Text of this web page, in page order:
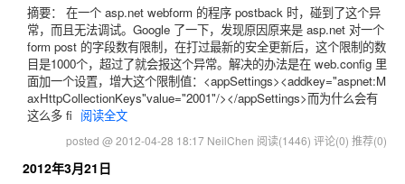
摘要： 在一个 asp.net webform 的程序 postback 时，碰到了这个异
常，而且无法调试。Google 了一下，发现原因原来是 asp.net 对一个
form post 的字段数有限制，在打过最新的安全更新后，这个限制的数
目是1000个，超过了就会报这个异常。解决的办法是在 web.config 里
面加一个设置，增大这个限制值：<appSettings><addkey="aspnet:M
axHttpCollectionKeys"value="2001"/></appSettings>而为什么会有
这么多 fi 阅读全文
posted @ 2012-04-28 18:17 NeilChen 阅读(1446) 评论(0) 推荐(0)
2012年3月21日